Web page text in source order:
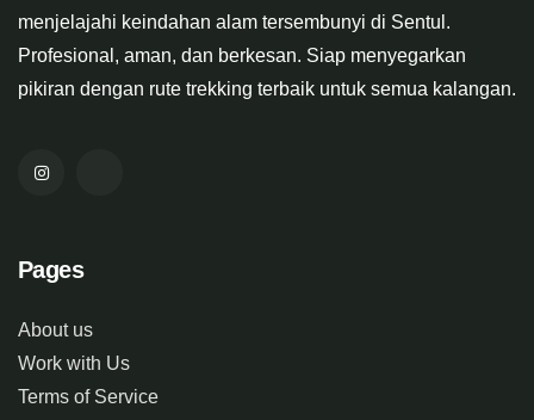
menjelajahi keindahan alam tersembunyi di Sentul.
Profesional, aman, dan berkesan. Siap menyegarkan
pikiran dengan rute trekking terbaik untuk semua kalangan.
Pages
About us
Work with Us
Terms of Service